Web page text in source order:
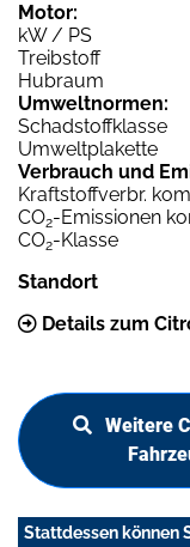
Motor:
kW / PS
Treibstoff
Hubraum
Umweltnormen:
Schadstoffklasse
Umweltplakette
Verbrauch und
Kraftstoffverbr.
CO2-Emissionen
CO2-Klasse
Standort
Details zum
Weitere
Stattdessen können